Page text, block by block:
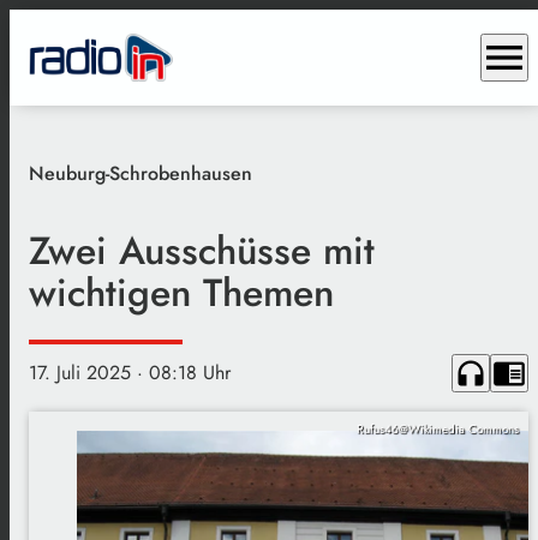
menu
Neuburg-Schrobenhausen
Zwei Ausschüsse mit
wichtigen Themen
17. Juli 2025 · 08:18 Uhr headphones chrome_reader_mode
Rufus46@Wikimedia Commons